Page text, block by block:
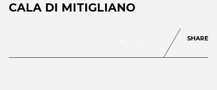
CALA DI MITIGLIANO
SHARE